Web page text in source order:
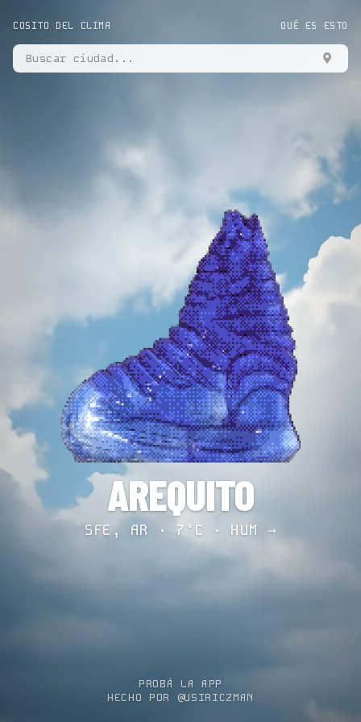
COSITO DEL CLIMA QUÉ ES ESTO
AREQUITO
SFE, AR · 7°C · HUM →
PROBÁ LA APP
HECHO POR @USIRICZMAN